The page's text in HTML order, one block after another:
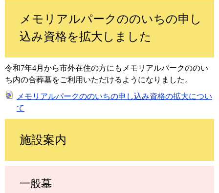
メモリアルパークののいちの申し
込み資格を拡大しました
令和7年4月から市外在住の方にもメモリアルパークののい
ち内の合葬墓をご利用いただけるようになりました。
メモリアルパークののいちの申し込み資格の拡大につい
て
施設案内
一般墓